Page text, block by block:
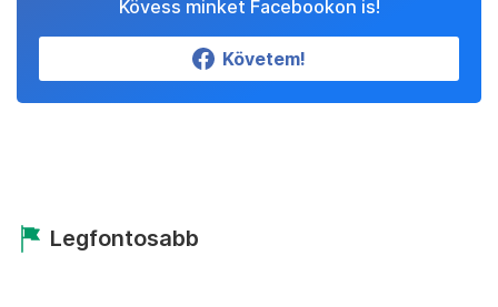
Kövess minket Facebookon is!
Követem!
Legfontosabb